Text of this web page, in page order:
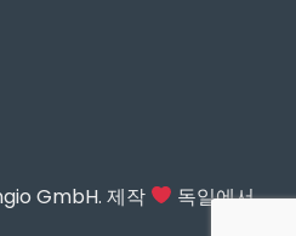
GmbH. 제작 독일에서.